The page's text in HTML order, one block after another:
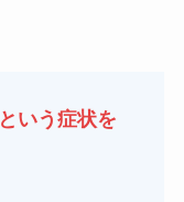
いう症状を